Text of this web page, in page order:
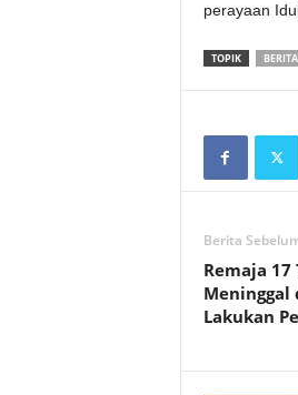
perayaan
TOPIK
Berita
Remaja
Meninggal
Lakukan